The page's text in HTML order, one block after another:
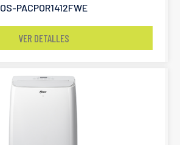
OS-PACPOR1412FWE
VER DETALLES